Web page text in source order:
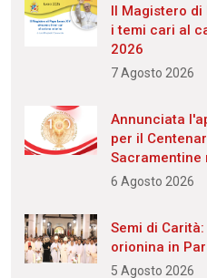
Il Magistero
i temi cari al
2026
7 Agosto 2026
Annunciata
per il
Sacramentine
6 Agosto 2026
Semi di
orionina in
5 Agosto 2026